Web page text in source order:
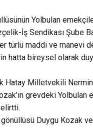
Yolbulan
İş Sendikası Şube
türlü maddi ve manevi
hatta bireysel olarak
Hatay Milletvekili Nermin
grevdeki Yolbulan
Duygu Kozak